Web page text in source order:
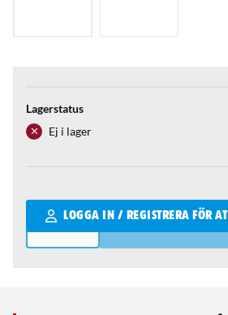
Lagerstatus
Ej i lager
LOGGA IN / REGISTRERA FÖR
Qantity